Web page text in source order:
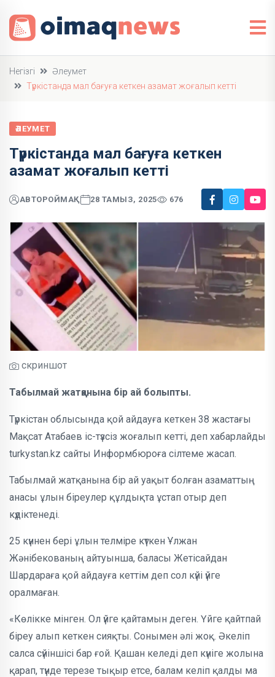
Негізгі
Әлеумет
Түркістанда мал бағуға кеткен азамат жоғалып кетті
ӘЛЕУМЕТ
Түркістанда мал бағуға кеткен
азамат жоғалып кетті
АВТОРОЙМАҚ 28 ТАМЫЗ, 2025 676
скриншот
Табылмай жатқанына бір ай болыпты.
Түркістан облысында қой айдауға кеткен 38 жастағы
Мақсат Атабаев іс-түзсіз жоғалып кетті, деп хабарлайды
turkystan.kz сайты Информбюроға сілтеме жасап.
Табылмай жатқанына бір ай уақыт болған азаматтың
анасы ұлын біреулер құлдықта ұстап отыр деп
күдіктенеді.
25 күннен бері ұлын телміре күткен Ұлжан
Жәнібекованың айтуынша, баласы Жетісайдан
Шардараға қой айдауға кеттім деп сол күйі үйге
оралмаған.
«Көлікке мінген. Ол үйге қайтамын деген. Үйге қайтпай
біреу алып кеткен сияқты. Сонымен әлі жоқ. Әкеліп
салса сүйіншісі бар ғой. Қашан келеді деп күніге жолына
қарап, түнде терезе тықыр етсе, балам келіп қалды ма